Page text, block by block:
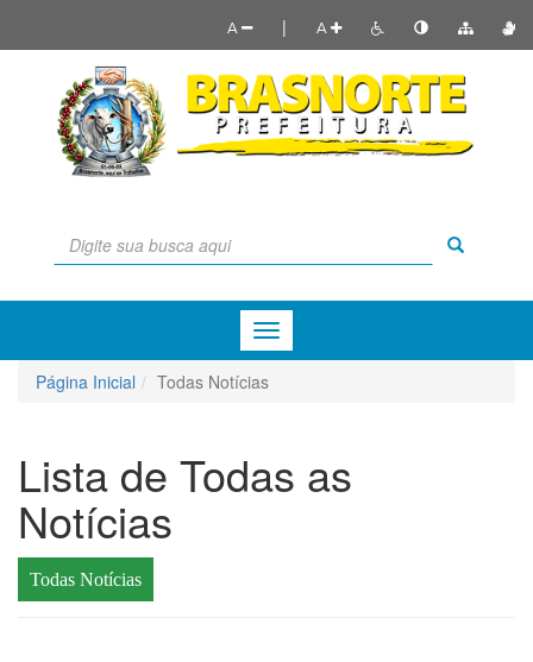
A | A
Menu
de
Navegação
Página Inicial Todas Notícias
Lista de Todas as
Notícias
Todas Notícias